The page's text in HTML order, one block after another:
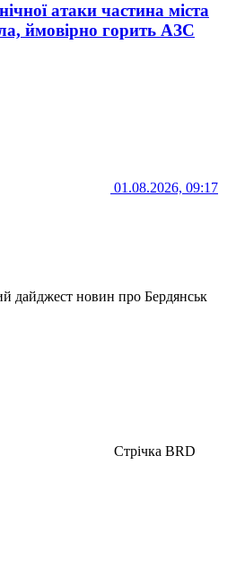
атаки частина міста
ймовірно горить АЗС
01.08.2026, 09:17
дайджест новин про Бердянськ
Стрічка BRD